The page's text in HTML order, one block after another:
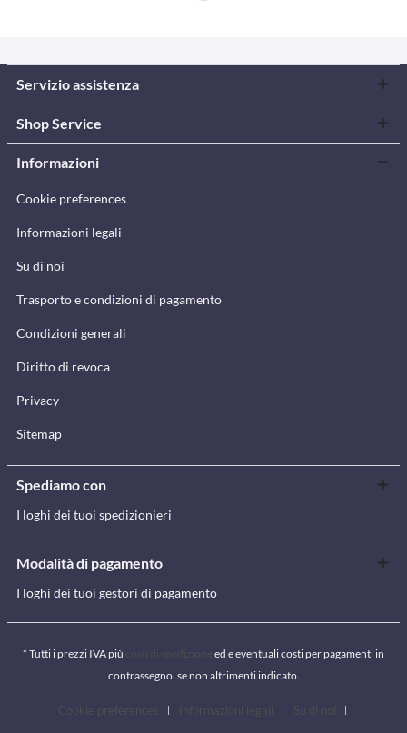
Servizio assistenza
Shop Service
Informazioni
Cookie preferences
Informazioni legali
Su di noi
Trasporto e condizioni di pagamento
Condizioni generali
Diritto di revoca
Privacy
Sitemap
Spediamo con
I loghi dei tuoi spedizionieri
Modalità di pagamento
I loghi dei tuoi gestori di pagamento
* Tutti i prezzi IVA più
ed e eventuali costi per pagamenti in
contrassegno, se non altrimenti indicato.